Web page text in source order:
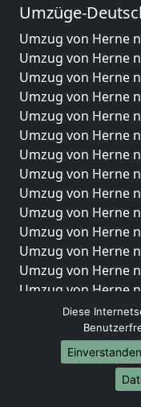
Umzüge-
Umzug von Herne
Umzug von Herne
Umzug von Herne
Umzug von Herne
Umzug von Herne
Umzug von Herne
Umzug von Herne
Umzug von Herne
Umzug von Herne
Umzug von Herne
Umzug von Herne
Umzug von Herne
Umzug von Herne
Umzug von Herne
Umzug von Herne
Umzug von Herne
Umzug von Herne
Umzug von Herne
Umzug von Herne
Diese
Einverstanden